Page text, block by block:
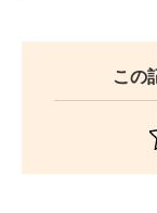
この